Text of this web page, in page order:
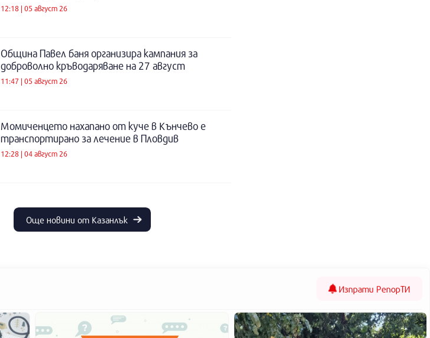
12:18 | 05 август 26
Община Павел баня организира кампания за
доброволно кръводаряване на 27 август
11:47 | 05 август 26
Момиченцето нахапано от куче в Кънчево е
транспортирано за лечение в Пловдив
12:28 | 04 август 26
Още новини от Казанлък
Изпрати РепорТИ